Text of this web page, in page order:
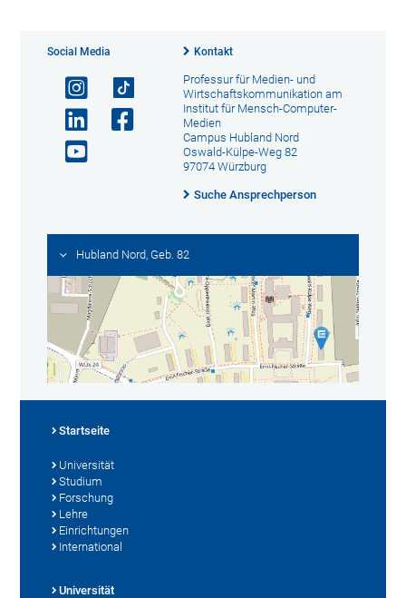
Social Media Kontakt
Professur für Medien- und
Wirtschaftskommunikation am
Institut für Mensch-Computer-
Medien
Campus Hubland Nord
Oswald-Külpe-Weg 82
97074 Würzburg
Suche Ansprechperson
Hubland Nord, Geb. 82
Startseite
Universität
Studium
Forschung
Lehre
Einrichtungen
International
Universität